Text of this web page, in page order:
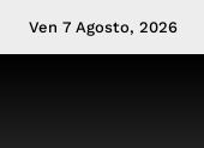
Ven 7 Agosto, 2026